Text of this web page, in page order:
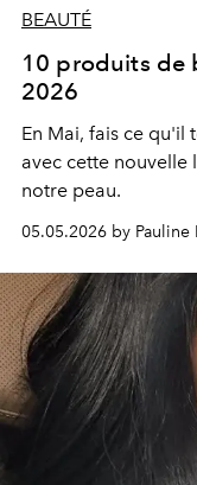
BEAUTÉ
10 produits de
2026
En Mai, fais ce qu'il
avec cette
notre peau.
05.05.2026 by